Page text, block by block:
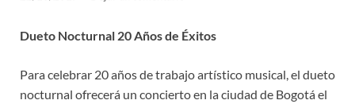
Dueto Nocturnal 20 Años de Éxitos
Para celebrar 20 años de trabajo artístico musical, el dueto
nocturnal ofrecerá un concierto en la ciudad de Bogotá el